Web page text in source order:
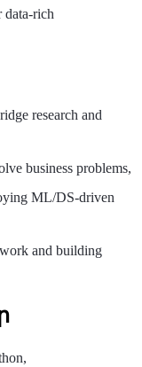
data-rich
research and
business problems,
ML/DS-driven
and building